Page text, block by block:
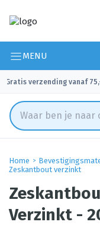
MENU
Gratis verzending vanaf
Home
Zeskantbout verzinkt
Verzinkt -